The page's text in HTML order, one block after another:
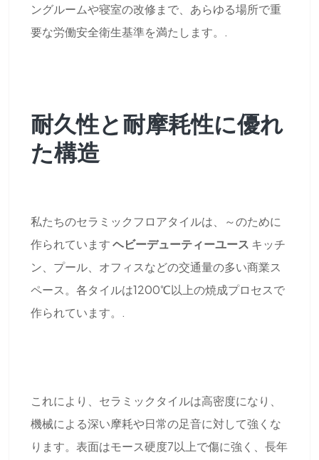
ングルームや寝室の改修まで、あらゆる場所で重
要な労働安全衛生基準を満たします。.
耐久性と耐摩耗性に優れ
た構造
私たちのセラミックフロアタイルは、～のために
作られていますヘビーデューティーユース キッチ
ン、プール、オフィスなどの交通量の多い商業ス
ペース。各タイルは1200℃以上の焼成プロセスで
作られています。.
これにより、セラミックタイルは高密度になり、
機械による深い摩耗や日常の足音に対して強くな
ります。表面はモース硬度7以上で傷に強く、長年